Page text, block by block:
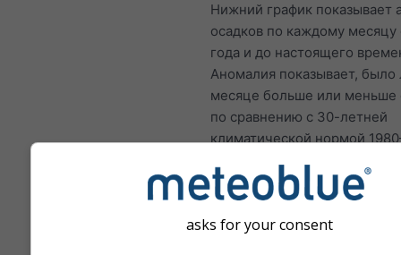
Нижний график показывает
осадков по каждому месяцу
года и до настоящего
Аномалия показывает, было
месяце больше или меньше
по сравнению с 30-летней
климатической нормой
влажнее, а коричневые —
обычного.
asks for your consent